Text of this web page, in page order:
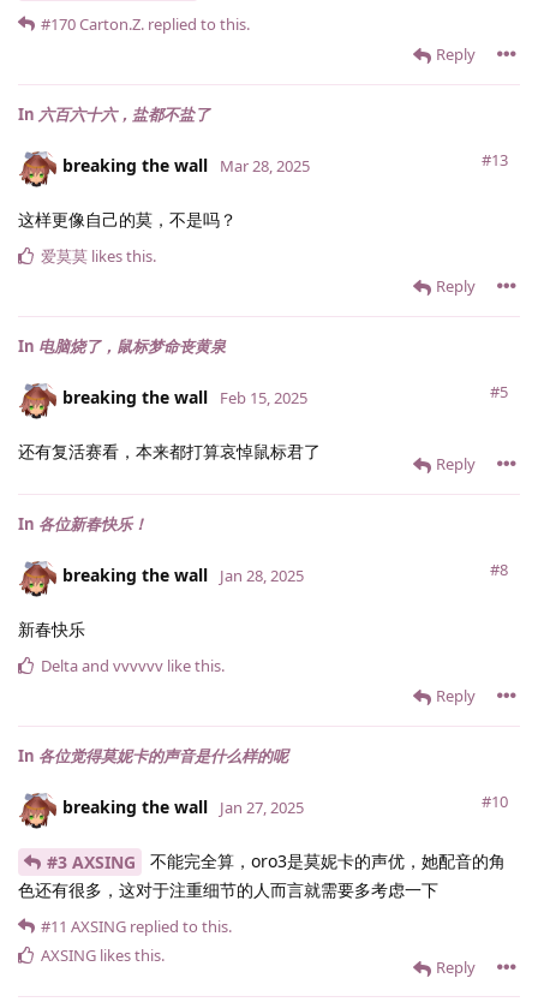
Reply
#170Carton.​Z.​ replied to this.
In 六百六十六，盐都不盐了
breaking the wall #13
Mar 28, 2025
这样更像自己的莫，不是吗？
Reply
爱莫莫 likes this.
In 电脑烧了，鼠标梦命丧黄泉
breaking the wall #5
Feb 15, 2025
还有复活赛看，本来都打算哀悼鼠标君了
Reply
In 各位新春快乐！
breaking the wall #8
Jan 28, 2025
新春快乐
Reply
Deltaand vvvvvv like this.
In 各位觉得莫妮卡的声音是什么样的呢
breaking the wall #10
Jan 27, 2025
#3 AXSING
不能完全算，oro3是莫妮卡的声优，她配音的角
色还有很多，这对于注重细节的人而言就需要多考虑一下
Reply
#11 AXSING replied to this.
AXSING likes this.